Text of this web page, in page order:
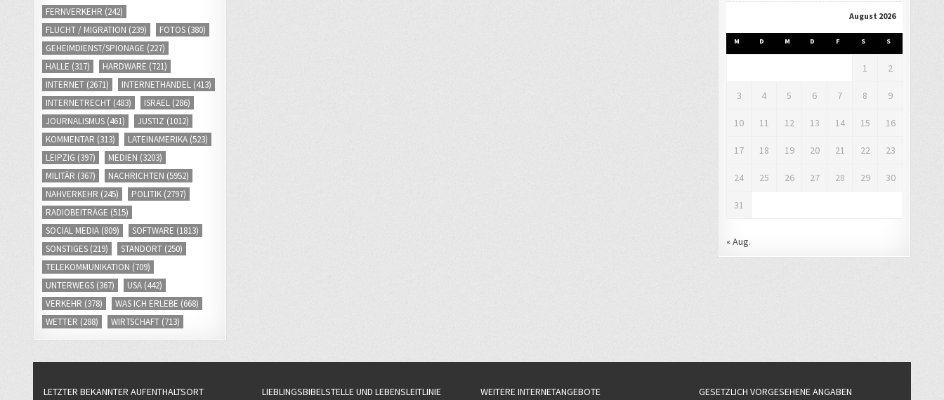
FERNVERKEHR (242)
FLUCHT / MIGRATION (239) FOTOS (380)
GEHEIMDIENST/SPIONAGE (227)
HALLE (317) HARDWARE (721)
INTERNET (2671) INTERNETHANDEL (413)
INTERNETRECHT (483) ISRAEL (286)
JOURNALISMUS (461) JUSTIZ (1012)
KOMMENTAR (313) LATEINAMERIKA (523)
LEIPZIG (397) MEDIEN (3203)
MILITÄR (367) NACHRICHTEN (5952)
NAHVERKEHR (245) POLITIK (2797)
RADIOBEITRÄGE (515)
SOCIAL MEDIA (809) SOFTWARE (1813)
SONSTIGES (219) STANDORT (250)
TELEKOMMUNIKATION (709)
UNTERWEGS (367) USA (442)
VERKEHR (378) WAS ICH ERLEBE (668)
WETTER (288) WIRTSCHAFT (713)
August 2026
M D M D F S S
1 2
3 4 5 6 7 8 9
10 11 12 13 14 15 16
17 18 19 20 21 22 23
24 25 26 27 28 29 30
31
« Aug.
LETZTER BEKANNTER AUFENTHALTSORT LIEBLINGSBIBELSTELLE UND LEBENSLEITLINIE WEITERE INTERNETANGEBOTE GESETZLICH VORGESEHENE ANGABEN